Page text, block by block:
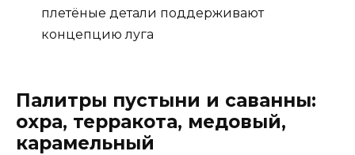
плетёные детали поддерживают
концепцию луга
Палитры пустыни и саванны:
охра, терракота, медовый,
карамельный